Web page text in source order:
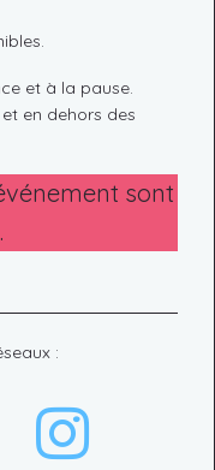
et à la pause.
en dehors des
sont
: